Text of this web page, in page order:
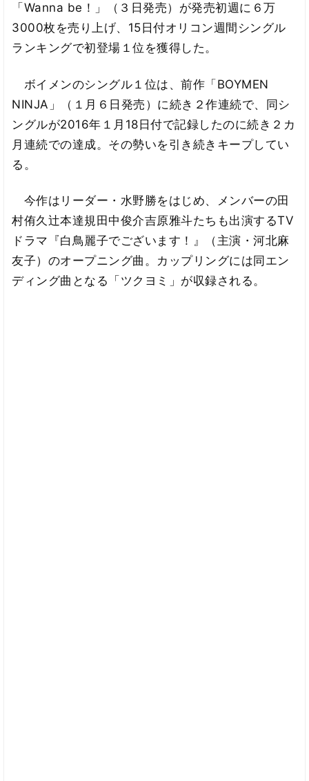
「Wanna be！」（３日発売）が発売初週に６万
3000枚を売り上げ、15日付オリコン週間シングル
ランキングで初登場１位を獲得した。
ボイメンのシングル１位は、前作「BOYMEN
NINJA」（１月６日発売）に続き２作連続で、同シ
ングルが2016年１月18日付で記録したのに続き２カ
月連続での達成。その勢いを引き続きキープしてい
る。
今作はリーダー・水野勝をはじめ、メンバーの田
村侑久辻本達規田中俊介吉原雅斗たちも出演するTV
ドラマ『白鳥麗子でございます！』（主演・河北麻
友子）のオープニング曲。カップリングには同エン
ディング曲となる「ツクヨミ」が収録される。